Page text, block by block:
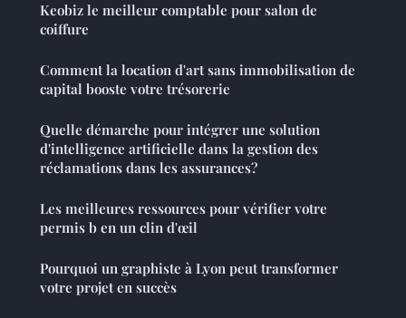
Keobiz le meilleur comptable pour salon de
coiffure
Comment la location d'art sans immobilisation de
capital booste votre trésorerie
Quelle démarche pour intégrer une solution
d'intelligence artificielle dans la gestion des
réclamations dans les assurances?
Les meilleures ressources pour vérifier votre
permis b en un clin d'œil
Pourquoi un graphiste à Lyon peut transformer
votre projet en succès